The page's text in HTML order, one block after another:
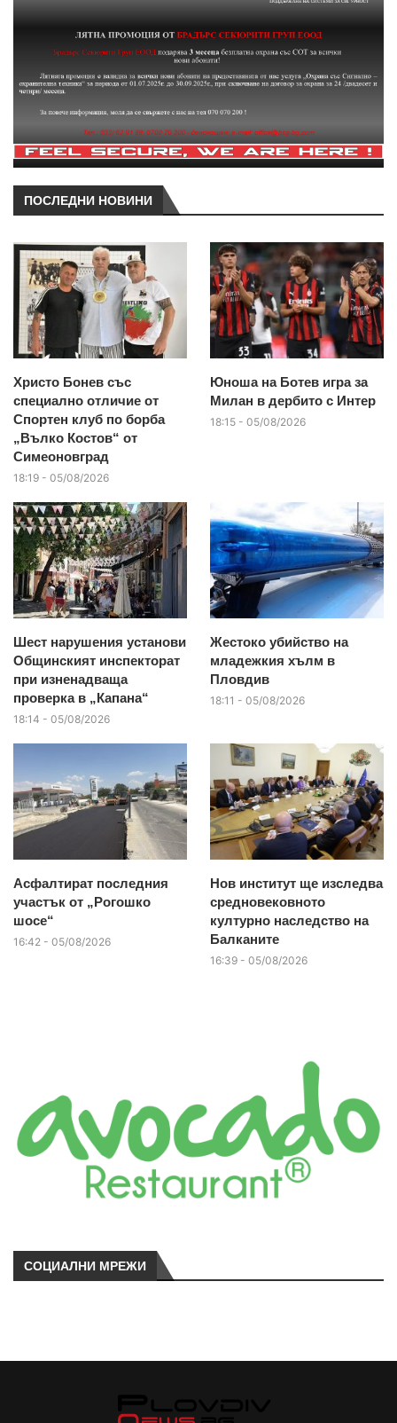
ПОСЛЕДНИ НОВИНИ
Христо Бонев със
специално отличие от
Спортен клуб по борба
„Вълко Костов“ от
Симеоновград
18:19 - 05/08/2026
Юноша на Ботев игра за
Милан в дербито с Интер
18:15 - 05/08/2026
Шест нарушения установи
Общинският инспекторат
при изненадваща
проверка в „Капана“
18:14 - 05/08/2026
Жестоко убийство на
младежкия хълм в
Пловдив
18:11 - 05/08/2026
Асфалтират последния
участък от „Рогошко
шосе“
16:42 - 05/08/2026
Нов институт ще изследва
средновековното
културно наследство на
Балканите
16:39 - 05/08/2026
СОЦИАЛНИ МРЕЖИ